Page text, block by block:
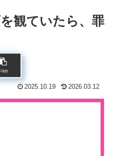
観ていたら、罪
2025.10.19 2026.03.12